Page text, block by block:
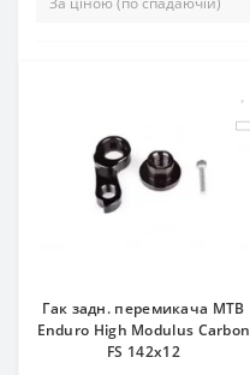
Гак задн. перемикача MTB
Enduro High Modulus Carbon
FS 142x12